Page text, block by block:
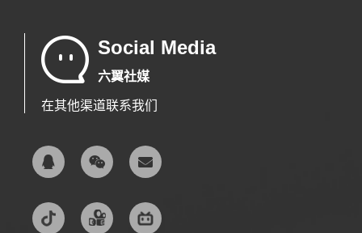
Social Media
六翼社媒
在其他渠道联系我们